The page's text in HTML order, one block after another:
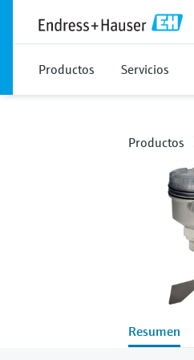
Productos Servicios
Productos
Resumen